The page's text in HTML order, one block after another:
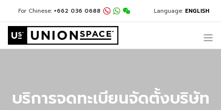
Language: ENGLISH
For Chinese: +662 036 0688
For English:
เกี่ยวกับ UNIONSPACE
บริการจดทะเบียนจัดตั้งบริษัท